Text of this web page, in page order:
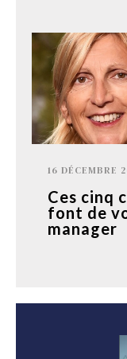
16 DÉCEMBRE
Ces cinq
font de
manager